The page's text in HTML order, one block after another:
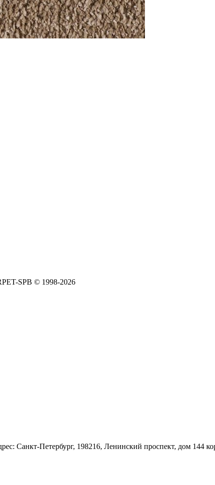
SPB © 1998-2026
Петербург, 198216, Ленинский проспект, дом 144